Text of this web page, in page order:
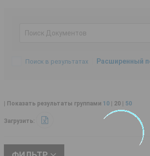
Поиск в результатах Расширенный
| Показать результаты группами 10 20 50
Загрузить: